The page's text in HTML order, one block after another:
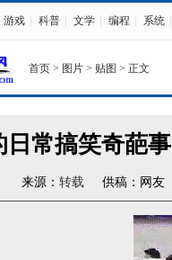
游戏 科普 文学 编程 系统
首页 > 图片 > 贴图 > 正文
日常搞笑奇葩事
来源： 转载 供稿：网友